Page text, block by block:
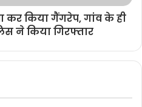
कर किया गैंगरेप, गांव के ही
ने किया गिरफ्तार